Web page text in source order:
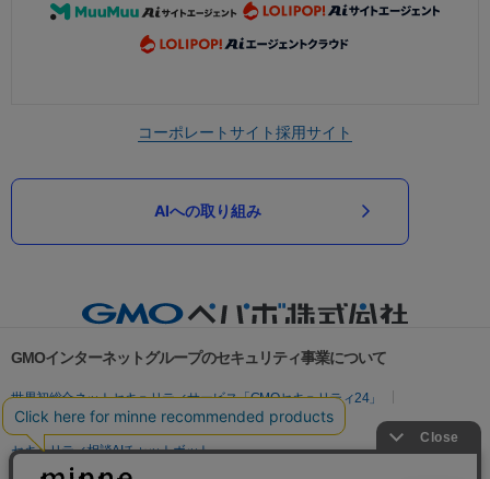
コーポレートサイト採用サイト
AIへの取り組み
GMOインターネットグループのセキュリティ事業について
世界初総合ネットセキュリティサービス「GMOセキュリティ24」
パスワード漏洩診断
Webサイトリスク診断
セキュリティ相談AIチャットボット